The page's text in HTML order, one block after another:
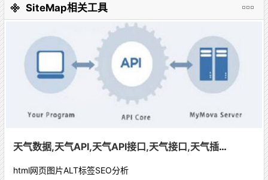
SiteMap相关工具
天气数据,天气API,天气API接口,天气接口,天气插件,天气预警推送,PM2.5,天气预报
html网页图片ALT标签SEO分析